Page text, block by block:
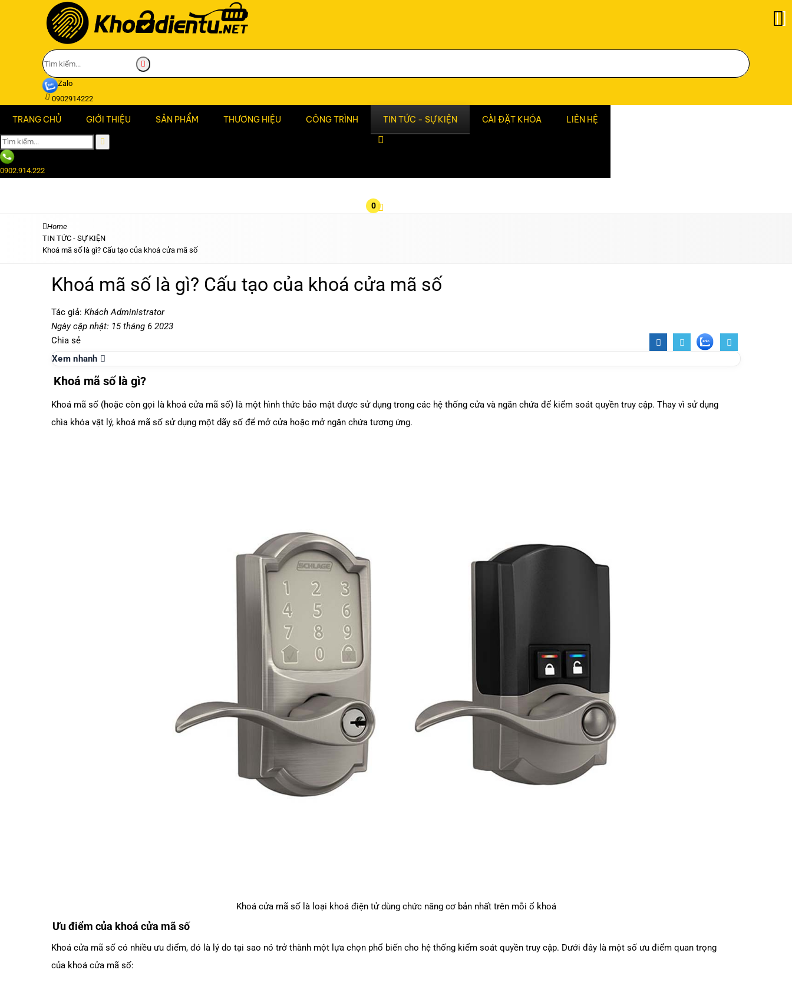
Zalo
0902914222
TRANG CHỦ GIỚI THIỆU SẢN PHẨM THƯƠNG HIỆU CÔNG TRÌNH TIN TỨC - SỰ KIỆN CÀI ĐẶT KHÓA LIÊN HỆ
0
0902.914.222
Home
TIN TỨC - SỰ KIỆN
Khoá mã số là gì? Cấu tạo của khoá cửa mã số
Khoá mã số là gì? Cấu tạo của khoá cửa mã số
Tác giả: Khách Administrator
Ngày cập nhật: 15 tháng 6 2023
Chia sẻ
Xem nhanh
Khoá mã số là gì?
Khoá mã số (hoặc còn gọi là khoá cửa mã số) là một hình thức bảo mật được sử dụng trong các hệ thống cửa và ngăn chứa để kiểm soát quyền truy cập. Thay vì sử dụng
chìa khóa vật lý, khoá mã số sử dụng một dãy số để mở cửa hoặc mở ngăn chứa tương ứng.
Khoá cửa mã số là loại khoá điện tử dùng chức năng cơ bản nhất trên mỗi ổ khoá
Ưu điểm của khoá cửa mã số
Khoá cửa mã số có nhiều ưu điểm, đó là lý do tại sao nó trở thành một lựa chọn phổ biến cho hệ thống kiểm soát quyền truy cập. Dưới đây là một số ưu điểm quan trọng
của khoá cửa mã số: